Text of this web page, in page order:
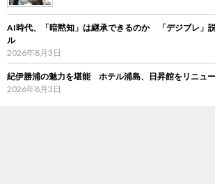
AI時代、「暗黙知」は継承できるのか 「デジブレ」
ル
2026年8月3日
紀伊勝浦の魅力を堪能 ホテル浦島、日昇館をリニュ
2026年8月3日